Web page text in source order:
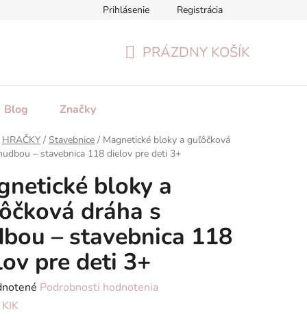
Formulár na odstúpenie od zmluvy
Prihlásenie Registrácia
PRÁZDNY KOŠÍK
Blog Značky
HRAČKY / Stavebnice / Magnetické bloky a guľôčková
– stavebnica 118 dielov pre deti 3+
bloky a
dráha s
– stavebnica 118
pre deti 3+
Podrobnosti hodnotenia
KIK